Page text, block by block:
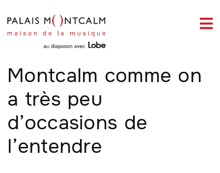
ENSEMBLE INSPIRATIONS
L’orgue du Palais
Montcalm comme on
a très peu
d’occasions de
l’entendre